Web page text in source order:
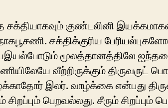
சக்தியாகவும் குண்டலினி
சக்திக்குரிய
மூலத்தானத்திலே
வீற்றிருக்கும் திருவருட்
இலர். வாழ்க்கை என்பது
சிறப்பும் பெறவல்லது. சீரும்